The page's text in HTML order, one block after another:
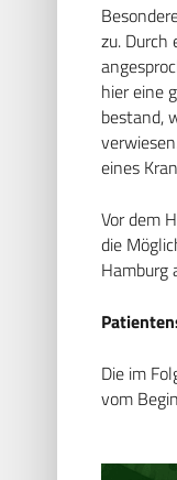
zu.
hier eine
bestand,
eines
Vor dem
die
Die im
vom